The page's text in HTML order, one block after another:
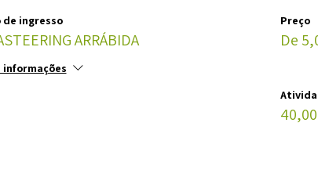
de ingresso
ARRÁBIDA
informações
Preço
De